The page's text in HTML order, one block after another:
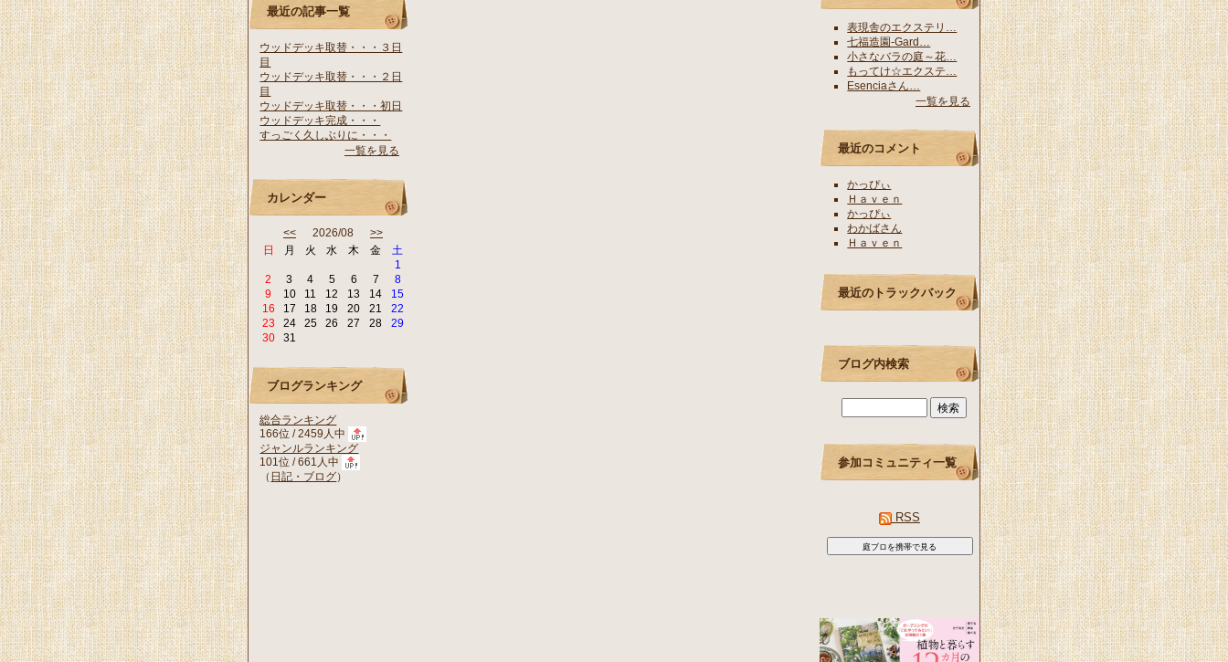
最近の記事一覧
ウッドデッキ取替・・・３日
目
ウッドデッキ取替・・・２日
目
ウッドデッキ取替・・・初日
ウッドデッキ完成・・・
すっごく久しぶりに・・・
一覧を見る
カレンダー
<< 2026/08 >>
日
月 火 水 木 金
土
1
2
3 4 5 6 7
8
9
10 11 12 13 14
15
16
17 18 19 20 21
22
23
24 25 26 27 28
29
30
31
ブログランキング
総合ランキング
166位 / 2459人中
ジャンルランキング
101位 / 661人中
（ 日記・ブログ）
表現舎のエクステリ…
七福造園-Gard…
小さなバラの庭～花…
もってけ☆エクステ…
Esenciaさん…
一覧を見る
最近のコメント
かっぴぃ
Ｈａｖｅｎ
かっぴぃ
わかばさん
Ｈａｖｅｎ
最近のトラックバック
ブログ内検索
参加コミュニティ一覧
RSS